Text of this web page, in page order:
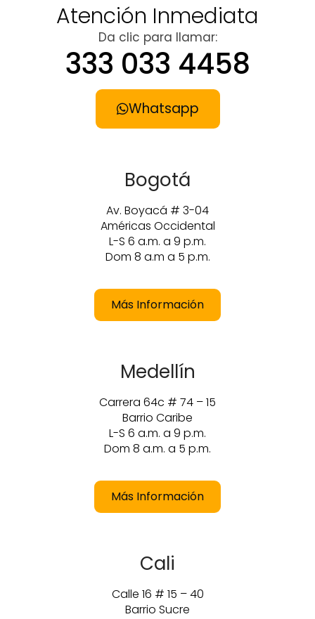
Atención Inmediata
Da clic para llamar:
333 033 4458
Whatsapp
Bogotá
Av. Boyacá # 3-04
Américas Occidental
L-S 6 a.m. a 9 p.m.
Dom 8 a.m a 5 p.m.
Más Información
Medellín
Carrera 64c # 74 – 15
Barrio Caribe
L-S 6 a.m. a 9 p.m.
Dom 8 a.m. a 5 p.m.
Más Información
Cali
Calle 16 # 15 – 40
Barrio Sucre